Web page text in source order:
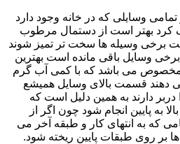
تمامی وسایلی که در خانه وجود دارد
کرد بهتر است از دستمال مرطوب
برخی وسیله ها سخت تر تمیز شوند
برخی وسایل باقی مانده است بهترین
مخصوص می باشد که با کمی آب گرم
دهند قسمت بالای وسایل همیشع
دارند به همین دلیل است که
به پایین انجام شود چون اگر از
که به انتهای کار و طبقه آخر می
روی طبقات پایین ریخته شود.